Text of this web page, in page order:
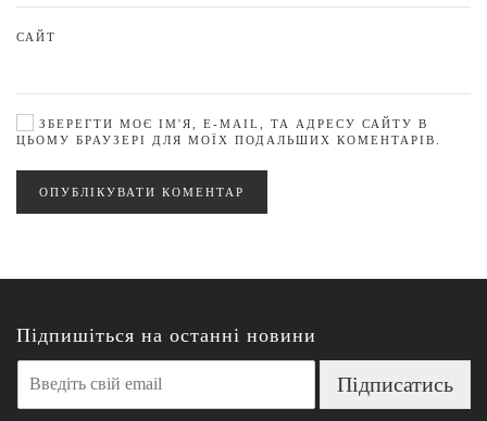
САЙТ
ЗБЕРЕГТИ МОЄ ІМ'Я, E-MAIL, ТА АДРЕСУ САЙТУ В
ЦЬОМУ БРАУЗЕРІ ДЛЯ МОЇХ ПОДАЛЬШИХ КОМЕНТАРІВ.
ОПУБЛІКУВАТИ КОМЕНТАР
Підпишіться на останні новини
m
a
Підписатись